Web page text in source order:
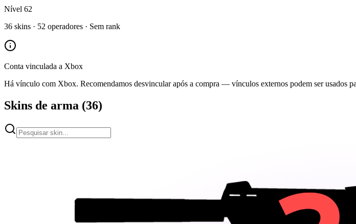
Nível 62
36 skins · 52 operadores · Sem rank
Conta vinculada a Xbox
Há vínculo com Xbox. Recomendamos desvincular após a compra — vínculos externos podem ser usados
Skins de arma (36)